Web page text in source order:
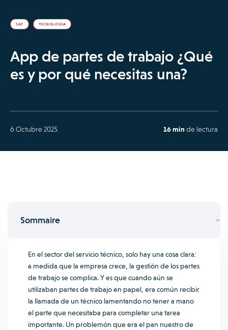
SAT TECNOLOGÍA
App de partes de trabajo ¿Qué
es y por qué necesitas una?
6 Octubre 2025 16 min de lectura
Sommaire
En el sector del servicio técnico, solo hay una cosa clara:
a medida que la empresa crece, la gestión de los partes
de trabajo se complica.Y es que cuando aún se
utilizaban partes de trabajo en papel, era común recibir
la llamada de un técnico lamentando no tener a mano
el parte que necesitaba para completar una tarea
importante. Un problemón que era el pan nuestro de